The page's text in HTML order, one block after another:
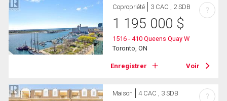
Copropriété 3 CAC , 2 SDB
1 195 000 $
1516 - 410 Queens Quay W
Toronto, ON
Enregistrer Voir
?
Maison 4 CAC , 3 SDB ?